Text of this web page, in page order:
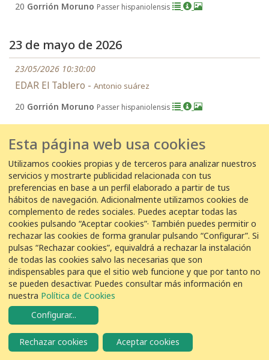
20 Gorrión Moruno Passer hispaniolensis
23 de mayo de 2026
23/05/2026 10:30:00
EDAR El Tablero - Antonio suárez
20 Gorrión Moruno Passer hispaniolensis
22 de mayo de 2026
22/05/2026 09:30:00
EDAR El Tablero -Antonio suárez
20Gorrión Moruno Passer hispaniolensis
21 de mayo de 2026
21/05/2026 10:20:00
EDAR Punta del Hidalgo -Yeray alemán castañeira
7Gorrión Moruno Passer hispaniolensis
19 de mayo de 2026
Esta página web usa cookies
Utilizamos cookies propias y de terceros para analizar nuestros
servicios y mostrarte publicidad relacionada con tus
preferencias en base a un perfil elaborado a partir de tus
hábitos de navegación. Adicionalmente utilizamos cookies de
complemento de redes sociales. Puedes aceptar todas las
cookies pulsando “Aceptar cookies”· También puedes permitir o
rechazar las cookies de forma granular pulsando “Configurar”. Si
pulsas “Rechazar cookies”, equivaldrá a rechazar la instalación
de todas las cookies salvo las necesarias que son
indispensables para que el sitio web funcione y que por tanto no
se pueden desactivar. Puedes consultar más información en
nuestra Política de Cookies
Configurar...
Rechazar cookies Aceptar cookies